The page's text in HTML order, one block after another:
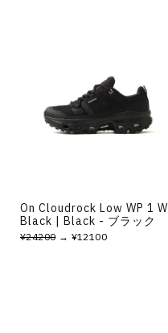
On Cloudrock Low WP 1 W
Black | Black - ブラック
¥24200→ ¥12100